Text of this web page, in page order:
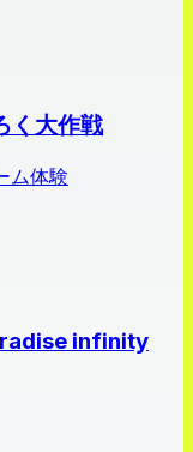
く大作戦
ム体験
infinity